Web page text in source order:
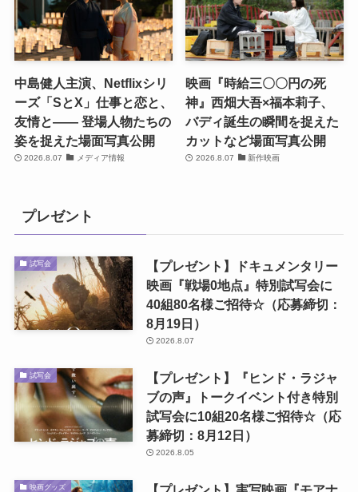
中島健人主演、Netflixシリ
ーズ「SとX」仕事と恋と、
友情と―― 登場人物たちの
姿を捉えた場面写真公開
2026.8.07 メディア情報
映画『時給三〇〇円の死
神』西畑大吾×福本莉子、
バディ誕生の瞬間を捉えた
カットなど場面写真公開
2026.8.07 新作映画
プレゼント
試写会
【プレゼント】ドキュメンタリー
映画『戦場0地点』特別試写会に
40組80名様ご招待☆（応募締切：
8月19日）
2026.8.07
試写会
【プレゼント】『ヒンド・ラジャ
ブの声』トークイベント付き特別
試写会に10組20名様ご招待☆（応
募締切：8月12日）
2026.8.05
映画グッズ